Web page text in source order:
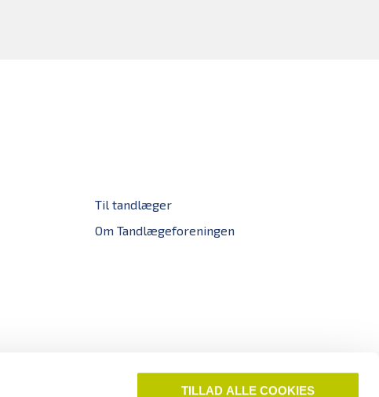
TILLAD ALLE COOKIES
Til tandlæger
Om Tandlægeforeningen